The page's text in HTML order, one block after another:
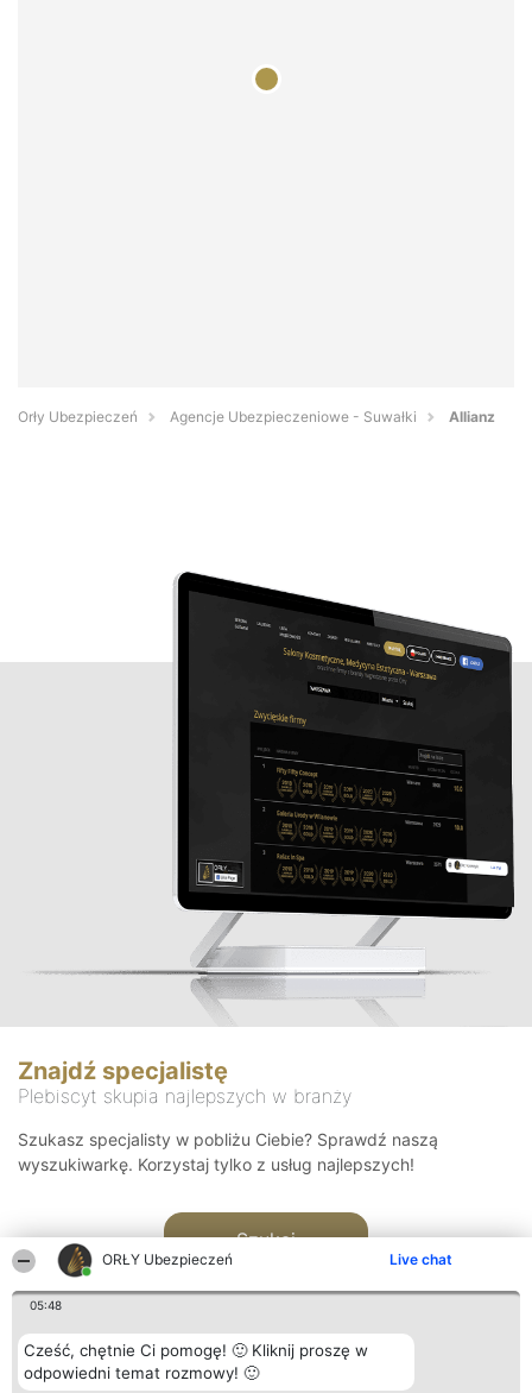
ORŁY Ubezpieczeń Live chat
05:48
Cześć, chętnie Ci pomogę! 🙂 Kliknij proszę w
odpowiedni temat rozmowy! 🙂
Orły Ubezpieczeń Agencje Ubezpieczeniowe - Suwałki Allianz
Znajdź specjalistę
Plebiscyt skupia najlepszych w branży
Szukasz specjalisty w pobliżu Ciebie? Sprawdź naszą
wyszukiwarkę. Korzystaj tylko z usług najlepszych!
Szukaj